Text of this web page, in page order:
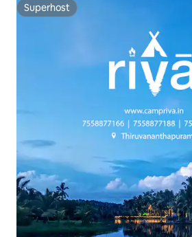
Superhost
Superhost